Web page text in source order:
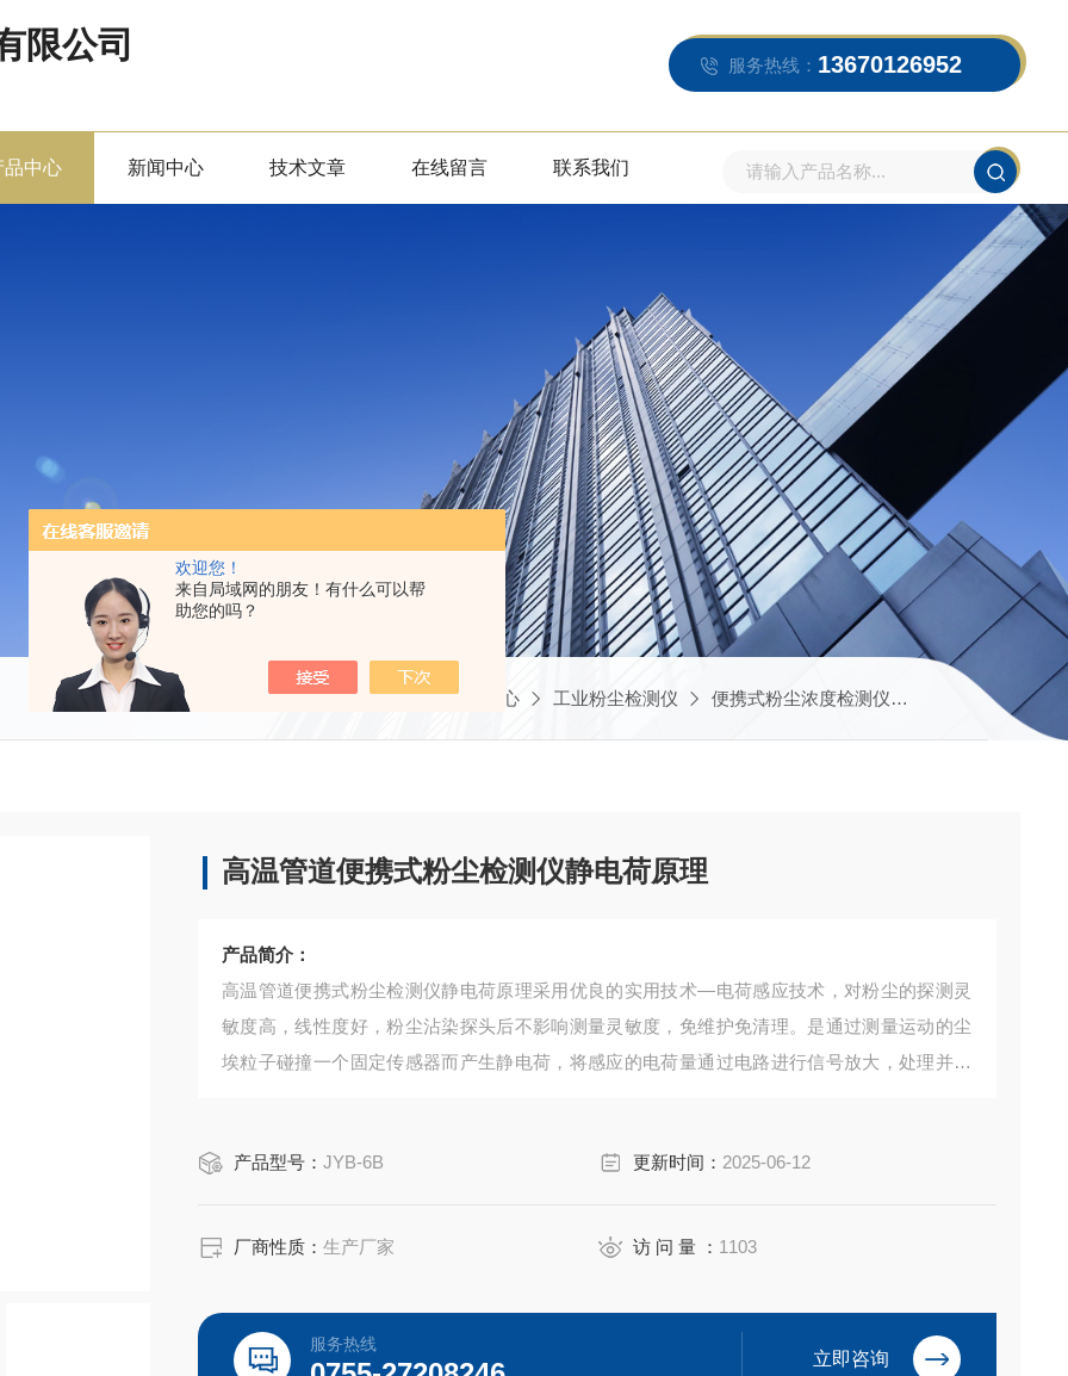
欢迎您！
来自局域网的朋友！有什么可以帮
助您的吗？
限公司
服务热线： 13670126952
品中心 新闻中心 技术文章 在线留言 联系我们
当前位置：首页 产品中心 工业粉尘检测仪 便携式粉尘浓度检测仪 JYB-6B高温管
高温管道便携式粉尘检测仪静电荷原理
产品简介：
高温管道便携式粉尘检测仪静电荷原理采用优良的实用技术—电荷感应技术，对粉尘的探测灵
敏度高，线性度好，粉尘沾染探头后不影响测量灵敏度，免维护免清理。是通过测量运动的尘
埃粒子碰撞一个固定传感器而产生静电荷，将感应的电荷量通过电路进行信号放大，处理并输
产品型号：JYB-6B 更新时间： 2025-06-12
厂商性质：生产厂家 访 问 量 ： 1103
服务热线
立即咨询